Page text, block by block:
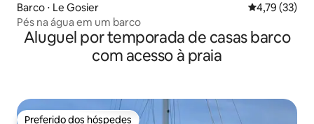
Barco ⋅ Le Gosier 4,79 de uma
4,79 (33)
Pés na água em um barco
Aluguel por temporada de casas barco
com acesso à praia
Preferido dos hóspedes